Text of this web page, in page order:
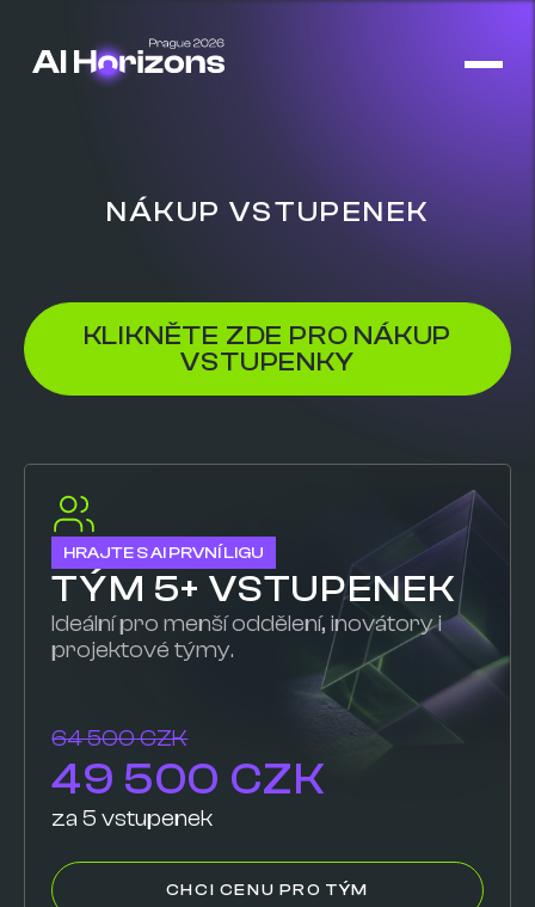
NÁKUP VSTUPENEK
KLIKNĚTE ZDE PRO NÁKUP
VSTUPENKY
HRAJTE S AI PRVNÍ LIGU
TÝM 5+ VSTUPENEK
Ideální pro menší oddělení, inovátory i
projektové týmy.
64 500 CZK
49 500 CZK
za 5 vstupenek
CHCI CENU PRO TÝM